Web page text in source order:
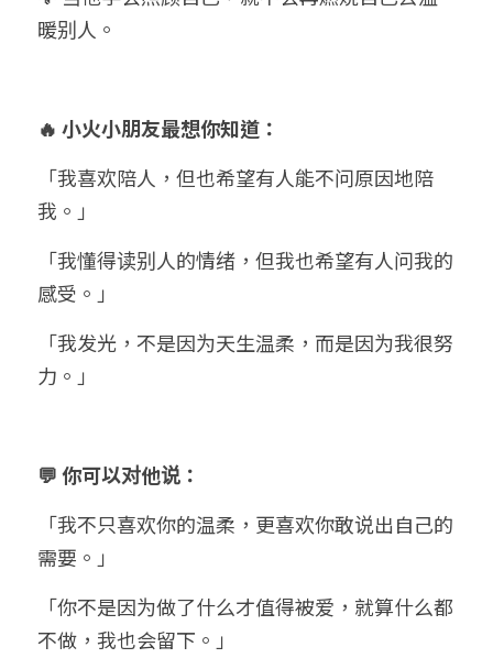
暖别人。
🔥 小火小朋友最想你知道：
「我喜欢陪人，但也希望有人能不问原因地陪
我。」
「我懂得读别人的情绪，但我也希望有人问我的
感受。」
「我发光，不是因为天生温柔，而是因为我很努
力。」
💬 你可以对他说：
「我不只喜欢你的温柔，更喜欢你敢说出自己的
需要。」
「你不是因为做了什么才值得被爱，就算什么都
不做，我也会留下。」